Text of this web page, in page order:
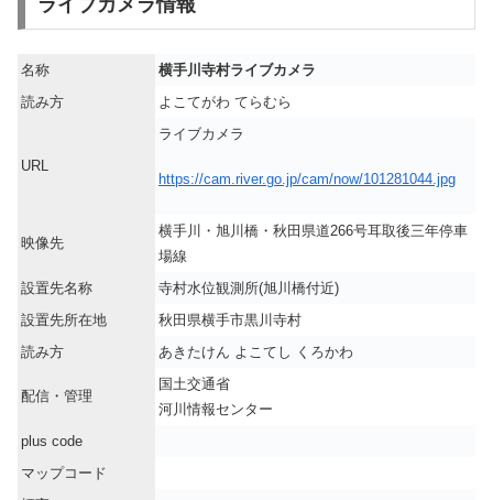
名称
横手川寺村ライブカメラ
読み方
よこてがわ てらむら
URL
ライブカメラ
https://cam.river.go.jp/cam/now/101281044.jpg
映像先
横手川・旭川橋・秋田県道266号耳取後三年停車
場線
設置先名称
寺村水位観測所(旭川橋付近)
設置先所在地
秋田県横手市黒川寺村
読み方
あきたけん よこてし くろかわ
配信・管理
国土交通省
河川情報センター
plus code
マップコード